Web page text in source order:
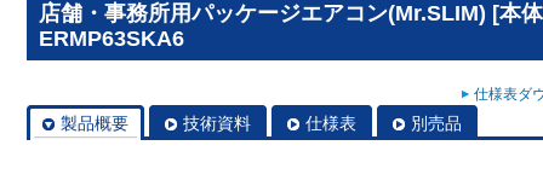
店舗・事務所用パッケージエアコン(Mr.SLIM) [本
ERMP63SKA6
仕様表ダ
製品概要 技術資料 仕様表 別売品